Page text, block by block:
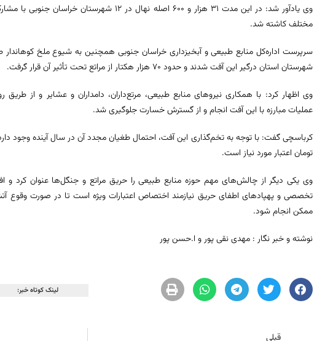
وی یادآور شد: در این مدت ۳۱ هزار و ۶۰۰ اصله نهال در
مختلف کاشته شد.
شهرستان استان درگیر این آفت شدند و حدود ۷۰ هزار هکتار از مراتع تحت تأثیر آن قرار گرفت.
وی اظهار کرد: با همکاری نیروهای منابع طبیعی، مرتع‌داران، دامداران و عشایر و از
عملیات مبارزه با این آفت انجام و از گسترش خسارت جلوگیری شد.
تومان اعتبار مورد نیاز است.
وی یکی دیگر از چالش‌های مهم حوزه منابع طبیعی را حریق مراتع و جنگل‌ها عنوان کرد و
تخصصی و پهپادهای اطفای حریق نیازمند اختصاص اعتبارات ویژه است تا در صورت وقوع
ممکن انجام شود.
نوشته و خبر نگار : مهدی نقی پور و ا.حسن پور
لینک کوتاه خبر:
قبلی